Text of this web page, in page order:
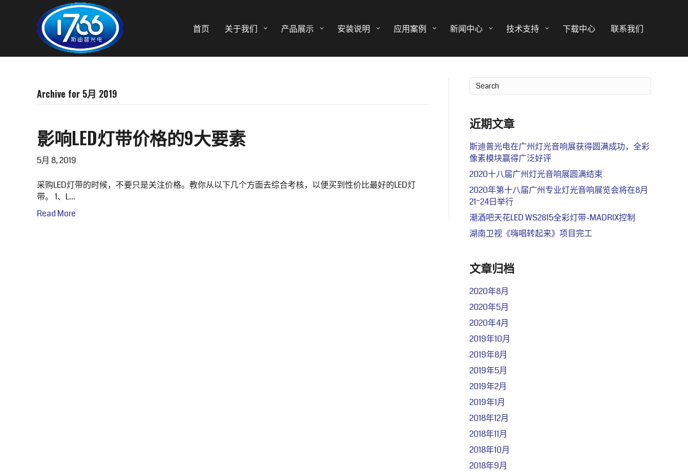
首页 关于我们 产品展示 安装说明 应用案例 新闻中心 技术支持 下载中心 联系我们
Archive for 5月 2019
影响LED灯带价格的9大要素
5月 8, 2019
采购LED灯带的时候，不要只是关注价格。教你从以下几个方面去综合考核，以便买到性价比最好的LED灯
带。 1、L…
Read More
近期文章
斯迪普光电在广州灯光音响展获得圆满成功，全彩
像素模块赢得广泛好评
2020十八届广州灯光音响展圆满结束
2020年第十八届广州专业灯光音响展览会将在8月
21~24日举行
潮酒吧天花LED WS2815全彩灯带-MADRIX控制
湖南卫视《嗨唱转起来》项目完工
文章归档
2020年8月
2020年5月
2020年4月
2019年10月
2019年8月
2019年5月
2019年2月
2019年1月
2018年12月
2018年11月
2018年10月
2018年9月